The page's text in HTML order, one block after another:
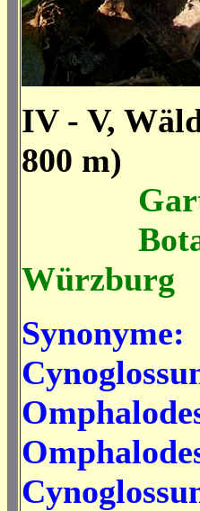
IV - V,
800 m)
Würzburg
Synonyme: